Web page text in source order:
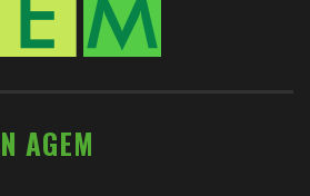
AGEM